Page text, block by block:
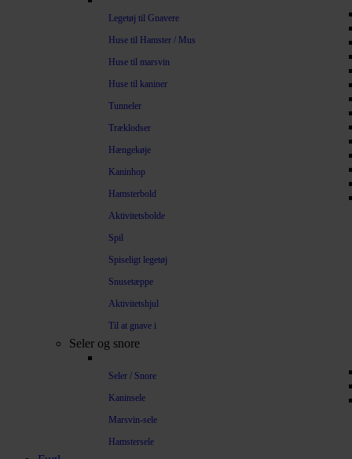
Legetøj til Gnavere
Huse til Hamster / Mus
Huse til marsvin
Huse til kaniner
Tunneler
Træklodser
Hængekøje
Kaninhop
Hamsterbold
Aktivitetsbolde
Spil
Spiseligt legetøj
Snusetæppe
Aktivitetshjul
Til at gnave i
Seler og snore
Seler / Snore
Kaninsele
Marsvin-sele
Hamstersele